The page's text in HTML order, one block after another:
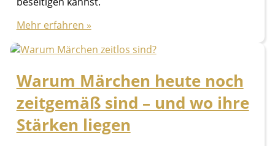
Der
Check:
Gründe,
warum
deine
Geschichte
nicht
Mehr erfahren »
Warum Märchen heute noch
zeitgemäß sind – und wo ihre
Stärken liegen